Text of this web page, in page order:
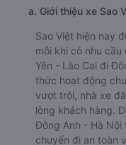
a. Giới thiệu xe Sao
Sao Việt hiện nay
mỗi khi có nhu
Yên - Lào Cai đi
thức hoạt động
vượt trội, nhà xe
lòng khách hàng.
Đông Anh - Hà Nội
chuyến đi an toàn